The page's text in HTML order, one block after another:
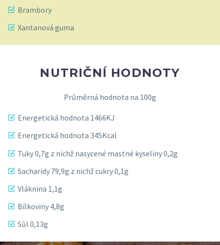
Brambory
Xantanová guma
NUTRIČNÍ HODNOTY
Průměrná hodnota na 100g
Energetická hodnota 1466KJ
Energetická hodnota 345Kcal
Tuky 0,7g z nichž nasycené mastné kyseliny 0,2g
Sacharidy 79,9g z nichž cukry 0,1g
Vláknina 1,1g
Bílkoviny 4,8g
Sůl 0,13g